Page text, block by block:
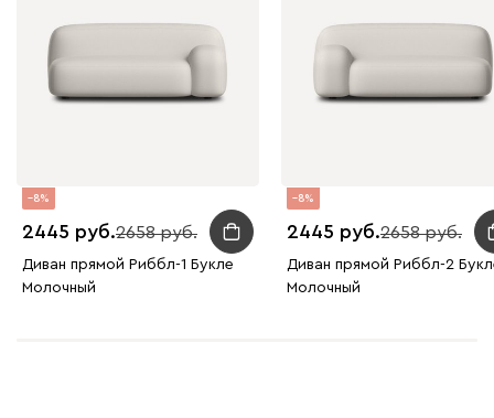
8
2445 2658
Диван прямой Риббл-1 Букле
Молочный
8
2445 2658
Диван прямой Риббл-2
Молочный